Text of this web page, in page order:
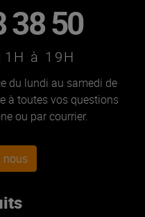
38 50
à 19H
du lundi au samedi de
à toutes vos questions
ou par courrier.
nous